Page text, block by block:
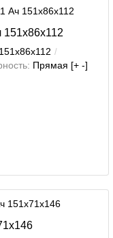
151x86x112
151x86x112
Прямая [+ -]